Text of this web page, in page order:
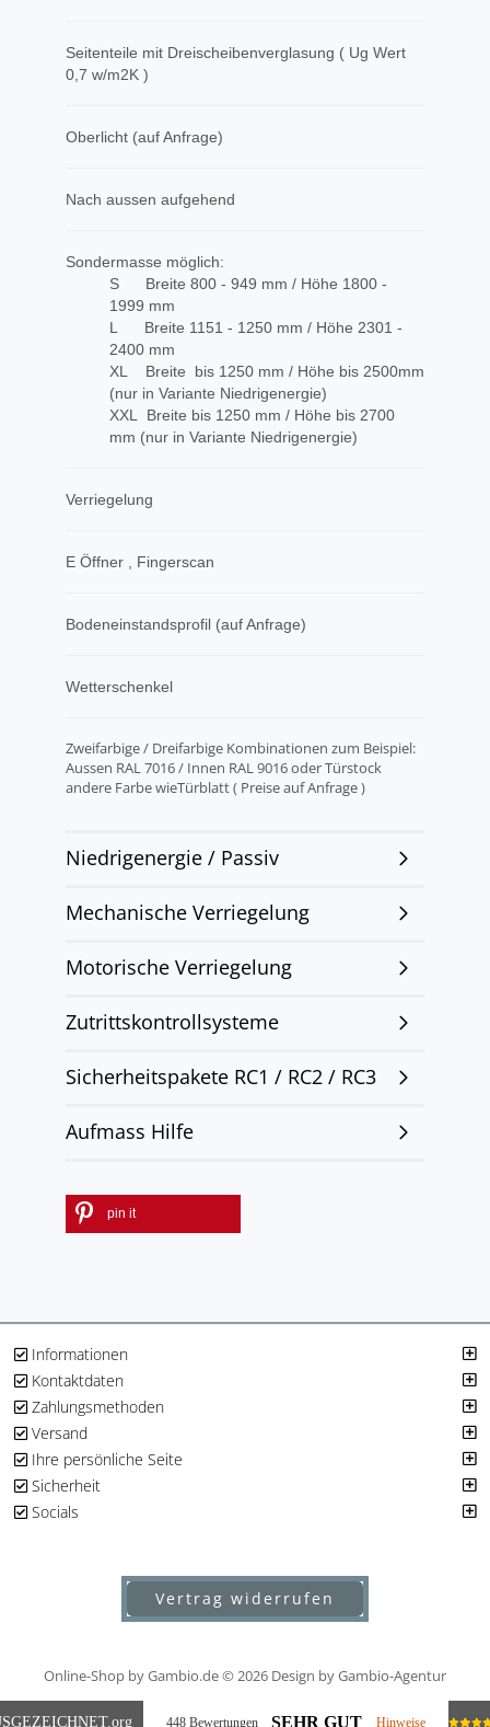
Seitenteile mit Dreischeibenverglasung ( Ug Wert
0,7 w/m2K )
Oberlicht (auf Anfrage)
Nach aussen aufgehend
Sondermasse möglich:
S Breite 800 - 949 mm / Höhe 1800 -
1999 mm
L Breite 1151 - 1250 mm / Höhe 2301 -
2400 mm
XL Breite bis 1250 mm / Höhe bis 2500mm
(nur in Variante Niedrigenergie)
XXL Breite bis 1250 mm / Höhe bis 2700
mm (nur in Variante Niedrigenergie)
Verriegelung
E Öffner , Fingerscan
Bodeneinstandsprofil (auf Anfrage)
Wetterschenkel
Zweifarbige / Dreifarbige Kombinationen zum Beispiel:
Aussen RAL 7016 / Innen RAL 9016 oder Türstock
andere Farbe wieTürblatt ( Preise auf Anfrage )
Niedrigenergie / Passiv
Mechanische Verriegelung
Motorische Verriegelung
Zutrittskontrollsysteme
Sicherheitspakete RC1 / RC2 / RC3
Aufmass Hilfe
pin it
Informationen
Kontaktdaten
Zahlungsmethoden
Versand
Ihre persönliche Seite
Sicherheit
Socials
Vertrag widerrufen
Online-Shop by Gambio.de © 2026 Design by Gambio-Agentur
.org 448 Bewertungen SEHR GUT Hinweise